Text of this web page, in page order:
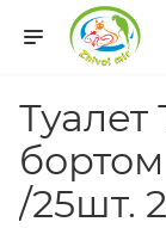
бортом
/25шт.